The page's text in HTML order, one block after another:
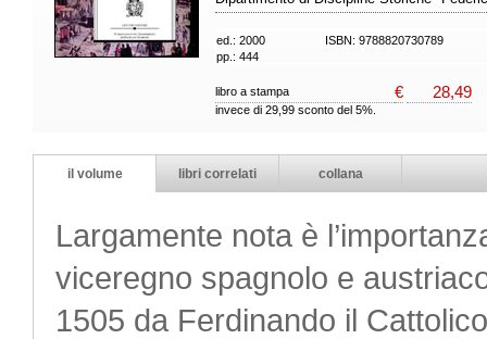
ed.: 2000
ISBN: 9788820730789
pp.: 444
libro a stampa € 28,49
invece di 29,99 sconto del 5%.
il volume libri correlati collana
Largamente nota è
viceregno spagnolo e
1505 da Ferdinando il